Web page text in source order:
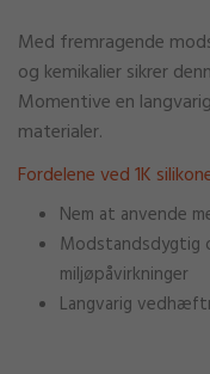
Med fremragende
og kemikalier sikrer
Momentive en
materialer.
Fordelene ved 1K
Nem at anvende
Modstandsdygtig
miljøpåvirkninger
Langvarig